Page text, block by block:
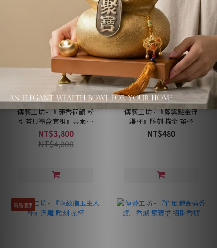
傳藝工坊 - 『 蓮香荷韻 粉
引茶具禮盒套組』共兩款
壺型可選擇 正把壺 側把壺
茶具禮盒
NT$3,800
NT$4,800
傳藝工坊 - 『藍雲點金浮
雕杯』雕刻 描金 茶杯
NT$480
新品優惠